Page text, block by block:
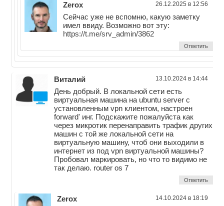
Zerox 26.12.2025 в 12:56
Сейчас уже не вспомню, какую заметку
имел ввиду. Возможно вот эту:
https://t.me/srv_admin/3862
Ответить
Виталий 13.10.2024 в 14:44
День добрый. В локальной сети есть
виртуальная машина на ubuntu server с
установленным vpn клиентом, настроен
forward' инг. Подскажите пожалуйста как
через микротик перенаправить трафик других
машин с той же локальной сети на
виртуальную машину, чтоб они выходили в
интернет из под vpn виртуальной машины?
Пробовал маркировать, но что то видимо не
так делаю. router os 7
Ответить
Zerox 14.10.2024 в 18:19